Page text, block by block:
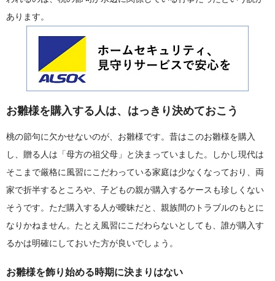
あります。
お雛様を購入する人は、はっきり決めておこう
桃の節句に欠かせないのが、お雛様です。昔はこのお雛様を購入
し、贈る人は「母方の祖父母」と決まっていました。しかし現代は
そこまで厳格に風習にこだわっている家庭は少なくなっており、両
家で折半するところや、子どもの親が購入するケースも珍しくない
そうです。ただ購入する人が曖昧だと、親族間のトラブルのもとに
なりかねません。たとえ風習にこだわらないとしても、誰が購入す
るかは明確にしておいた方が良いでしょう。
お雛様を飾り始める時期に決まりはない